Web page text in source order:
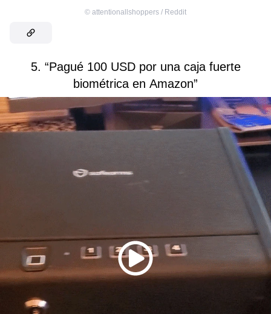
© attentionallshoppers / Reddit
5. “Pagué 100 USD por una caja fuerte
biométrica en Amazon”